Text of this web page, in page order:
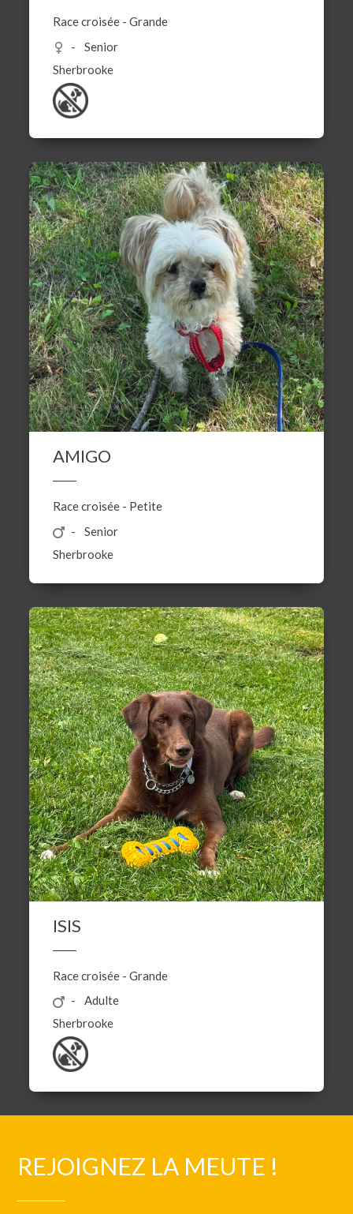
Race croisée -Grande
Senior
Sherbrooke
AMIGO
Race croisée - Petite
Senior
Sherbrooke
ISIS
Race croisée -Grande
Adulte
Sherbrooke
REJOIGNEZ LA MEUTE !